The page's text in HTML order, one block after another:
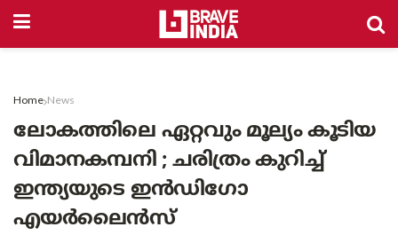
Home News
ലോകത്തിലെ ഏറ്റവും മൂല്യം കൂടിയ
വിമാനകമ്പനി ; ചരിത്രം കുറിച്ച്
ഇന്ത്യയുടെ ഇൻഡിഗോ
എയർലൈൻസ്